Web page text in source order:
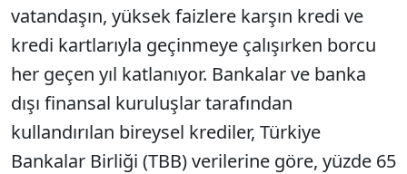
vatandaşın, yüksek faizlere karşın kredi ve
kredi kartlarıyla geçinmeye çalışırken borcu
her geçen yıl katlanıyor. Bankalar ve banka
dışı finansal kuruluşlar tarafından
kullandırılan bireysel krediler, Türkiye
Bankalar Birliği (TBB) verilerine göre, yüzde 65